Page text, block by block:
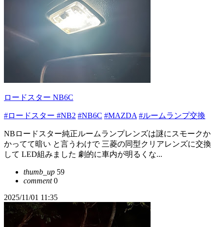
ロードスター NB6C
#ロードスター #NB2 #NB6C #MAZDA #ルームランプ交換
NBロードスター純正ルームランプレンズは謎にスモークか
かってて暗い と言うわけで 三菱の同型クリアレンズに交換
して LED組みました 劇的に車内が明るくな...
thumb_up 59
comment0
2025/11/01 11:35